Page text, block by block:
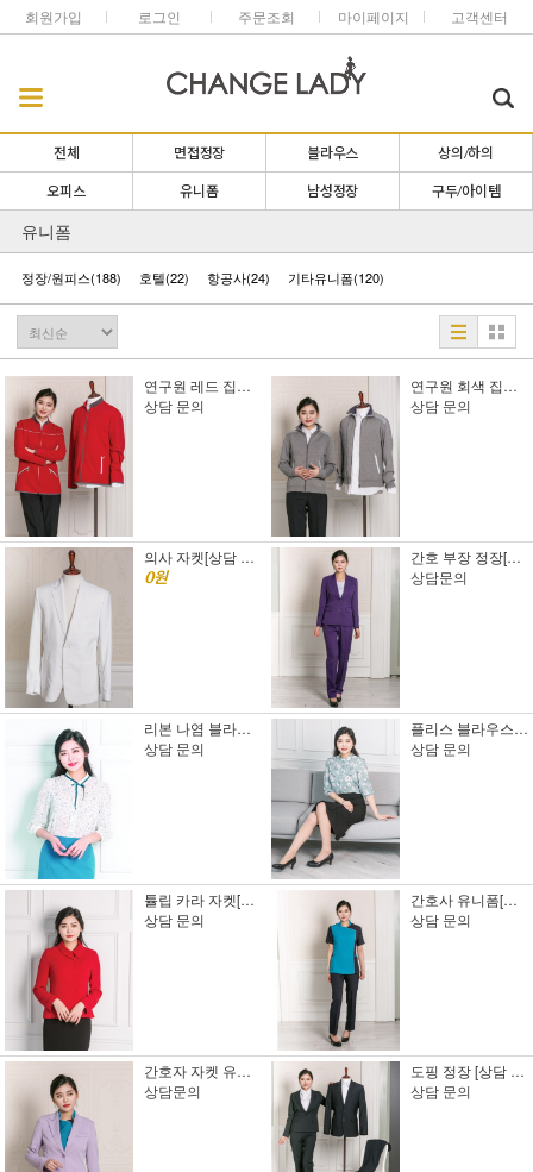
회원가입 로그인 주문조회 마이페이지 고객센터
전체 면접정장 블라우스 상의/하의
오피스 유니폼 남성정장 구두/아이템
유니폼
정장/원피스(188) 호텔(22) 항공사(24) 기타유니폼(120)
연구원 레드 집업[남,여][상담 문의]
상담 문의
연구원 회색 집업 가디건 [상담 문의]
상담 문의
의사 자켓[상담 문의]
0원
간호 부장 정장[상담 문의]
상담문의
리본 나염 블라우스 [상담 문의]
상담 문의
플리스 블라우스 [상담 문의]
상담 문의
튤립 카라 자켓[상담 문의]
상담 문의
간호사 유니폼[상담 문의]
상담 문의
간호자 자켓 유니폼 [상담문의]
상담문의
도핑 정장 [상담 문의]
상담 문의